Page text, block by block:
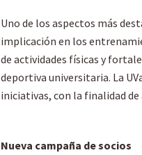
Uno de los aspectos más
implicación en los
de actividades físicas y
deportiva universitaria. La
iniciativas, con la finalidad
Nueva campaña de socios